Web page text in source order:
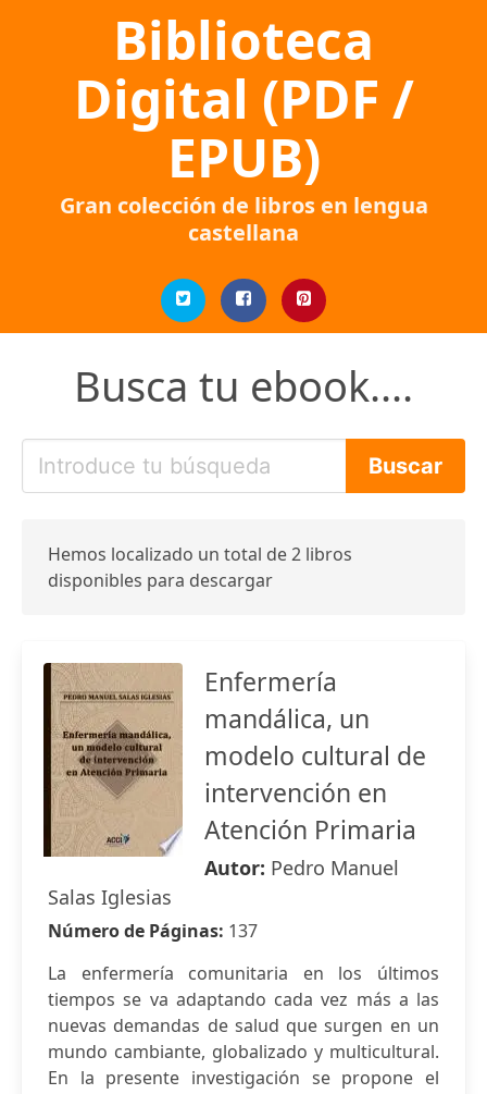
Biblioteca
Digital (PDF /
EPUB)
Gran colección de libros en lengua
castellana
Busca tu ebook....
Hemos localizado un total de 2 libros
disponibles para descargar
Enfermería
mandálica, un
modelo cultural de
intervención en
Atención Primaria
Autor: Pedro Manuel
Salas Iglesias
Número de Páginas: 137
La enfermería comunitaria en los últimos
tiempos se va adaptando cada vez más a las
nuevas demandas de salud que surgen en un
mundo cambiante, globalizado y multicultural.
En la presente investigación se propone el